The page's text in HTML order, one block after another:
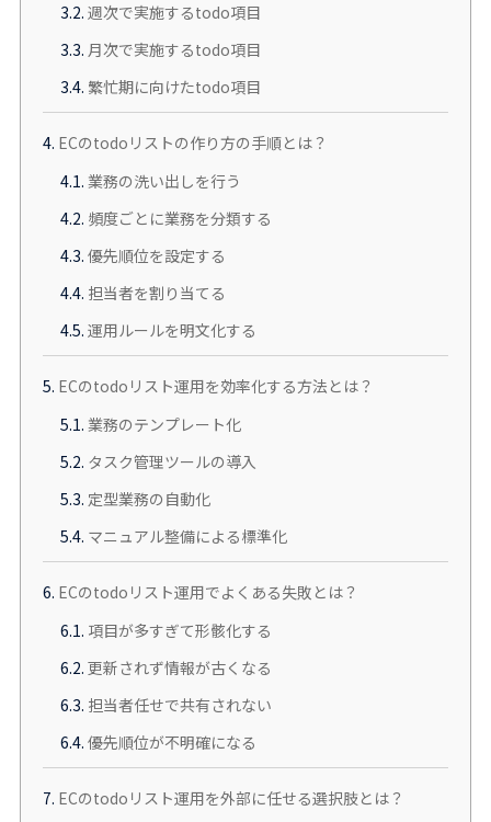
3.2. 週次で実施するtodo項目
3.3. 月次で実施するtodo項目
3.4. 繁忙期に向けたtodo項目
4. ECのtodoリストの作り方の手順とは？
4.1. 業務の洗い出しを行う
4.2. 頻度ごとに業務を分類する
4.3. 優先順位を設定する
4.4. 担当者を割り当てる
4.5. 運用ルールを明文化する
5. ECのtodoリスト運用を効率化する方法とは？
5.1. 業務のテンプレート化
5.2. タスク管理ツールの導入
5.3. 定型業務の自動化
5.4. マニュアル整備による標準化
6. ECのtodoリスト運用でよくある失敗とは？
6.1. 項目が多すぎて形骸化する
6.2. 更新されず情報が古くなる
6.3. 担当者任せで共有されない
6.4. 優先順位が不明確になる
7. ECのtodoリスト運用を外部に任せる選択肢とは？